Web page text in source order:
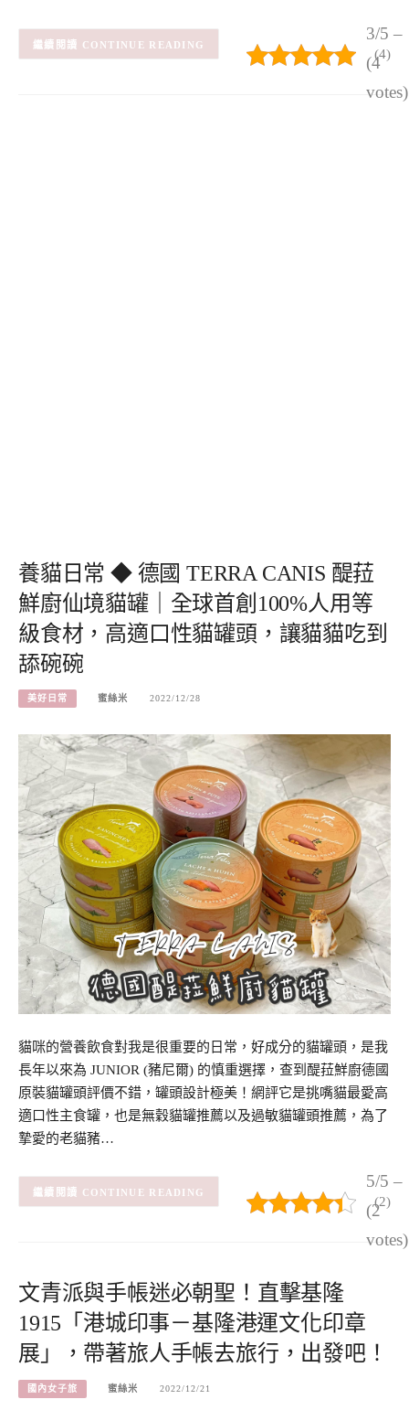
3/5 –
(4
votes)
(4)
CONTINUE READING
養貓日常 ◆ 德國 TERRA CANIS 醍菈
鮮廚仙境貓罐｜全球首創100%人用等
級食材，高適口性貓罐頭，讓貓貓吃到
舔碗碗
美好日常 蜜絲米 2022/12/28
貓咪的營養飲食對我是很重要的日常，好成分的貓罐頭，是我
長年以來為 JUNIOR (豬尼爾) 的慎重選擇，查到醍菈鮮廚德國
原裝貓罐頭評價不錯，罐頭設計極美！網評它是挑嘴貓最愛高
適口性主食罐，也是無穀貓罐推薦以及過敏貓罐頭推薦，為了
摯愛的老貓豬…
5/5 –
(2
votes)
(2)
CONTINUE READING
文青派與手帳迷必朝聖！直擊基隆
1915「港城印事－基隆港運文化印章
展」，帶著旅人手帳去旅行，出發吧！
國內女子旅 蜜絲米 2022/12/21